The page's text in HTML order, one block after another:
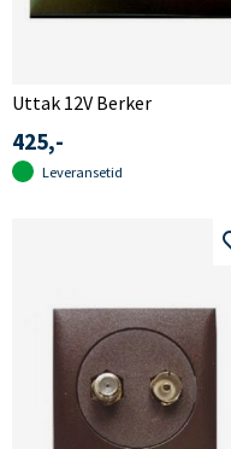
Uttak 12V Berker
425,-
Leveransetid